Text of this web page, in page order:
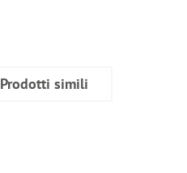
Prodotti simili